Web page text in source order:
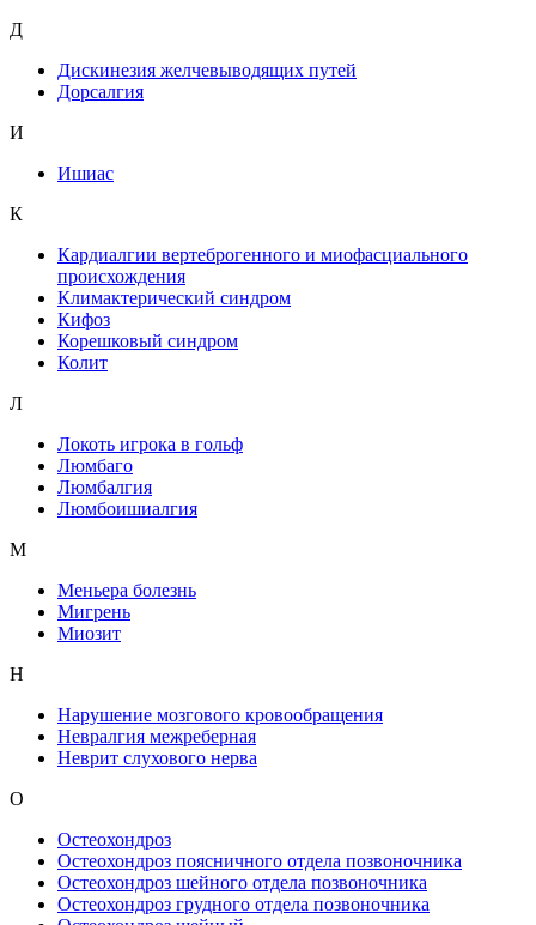
Д
Дискинезия желчевыводящих путей
Дорсалгия
И
Ишиас
К
Кардиалгии вертеброгенного и миофасциального
происхождения
Климактерический синдром
Кифоз
Корешковый синдром
Колит
Л
Локоть игрока в гольф
Люмбаго
Люмбалгия
Люмбоишиалгия
М
Меньера болезнь
Мигрень
Миозит
Н
Нарушение мозгового кровообращения
Невралгия межреберная
Неврит слухового нерва
О
Остеохондроз
Остеохондроз поясничного отдела позвоночника
Остеохондроз шейного отдела позвоночника
Остеохондроз грудного отдела позвоночника